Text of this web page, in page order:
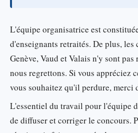
L'équipe organisatrice est
d'enseignants retraités. De plus,
Genève, Vaud et Valais n'y sont pas
nous regrettons. Si vous appréciez
vous souhaitez qu'il perdure, merci
L'essentiel du travail pour l'équipe
de diffuser et corriger le concours.